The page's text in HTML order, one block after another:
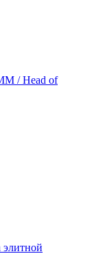
/ Head of
элитной